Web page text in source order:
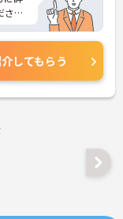
さ
してもらう